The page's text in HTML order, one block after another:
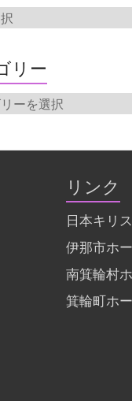
リー
リンク
日本キリ
伊那市ホ
南箕輪村
箕輪町ホ